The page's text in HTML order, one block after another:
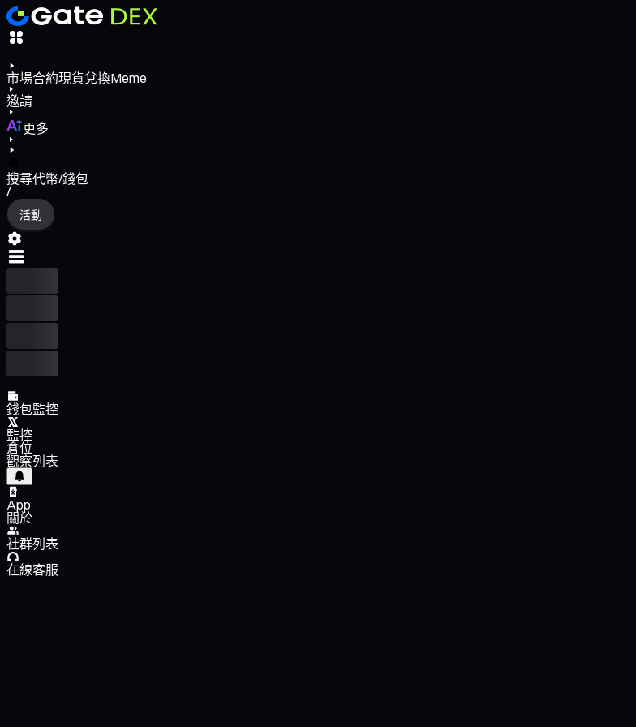
市場合約現貨兌換Meme
邀請
更多
搜尋代幣/錢包
/
活動
錢包監控
監控
倉位
觀察列表
App
關於
社群列表
在線客服